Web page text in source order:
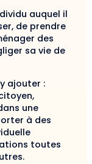
auquel il
de prendre
des
sa vie de
ajouter :
une
à des
toutes